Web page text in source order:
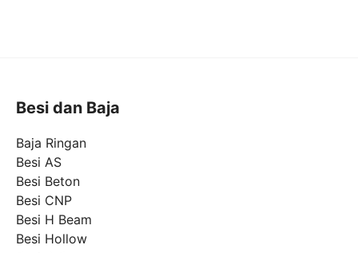
Besi dan Baja
Baja Ringan
Besi AS
Besi Beton
Besi CNP
Besi H Beam
Besi Hollow